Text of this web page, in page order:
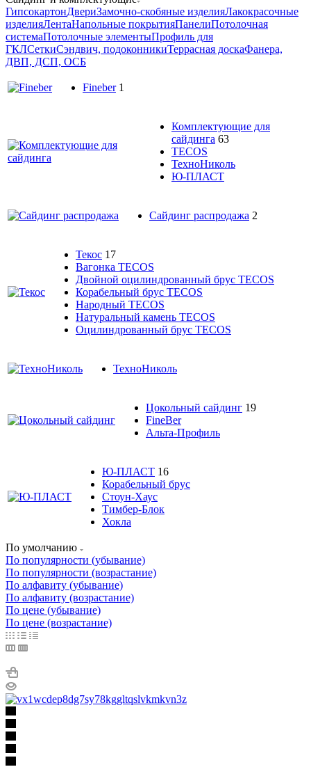
ГипсокартонДвериЗамочно-скобяные изделияЛакокрасочные
изделияЛентаНапольные покрытияПанелиПотолочная
системаПотолочные элементыПрофиль для
ГКЛСеткиСэндвич, подоконникиТеррасная доскаФанера,
ДВП, ДСП, ОСБ
Fineber 1
Комплектующие для
сайдинга 63
TECOS
ТехноНиколь
Ю-ПЛАСТ
Сайдинг распродажа 2
Текос 17
Вагонка TECOS
Двойной оцилиндрованный брус TECOS
Корабельный брус TECOS
Народный TECOS
Натуральный камень TECOS
Оцилиндрованный брус TECOS
ТехноНиколь
Цокольный сайдинг 19
FineBer
Альта-Профиль
Ю-ПЛАСТ 16
Корабельный брус
Стоун-Хаус
Тимбер-Блок
Хокла
По умолчанию
По популярности (убывание)
По популярности (возрастание)
По алфавиту (убывание)
По алфавиту (возрастание)
По цене (убывание)
По цене (возрастание)